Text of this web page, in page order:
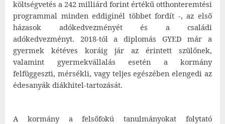
költségvetés a 242 milliárd forint értékű otthonteremtési
programmal minden eddiginél többet fordít -, az első
házasok adókedvezményét és a családi
adókedvezményt. 2018-tól a diplomás GYED már a
gyermek kétéves koráig jár az érintett szülőnek,
valamint gyermekvállalás esetén a kormány
felfüggeszti, mérsékli, vagy teljes egészében elengedi az
édesanyák diákhitel-tartozását.
A kormány a felsőfokú tanulmányokat folytató